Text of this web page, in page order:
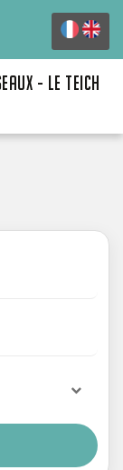
- LE TEICH